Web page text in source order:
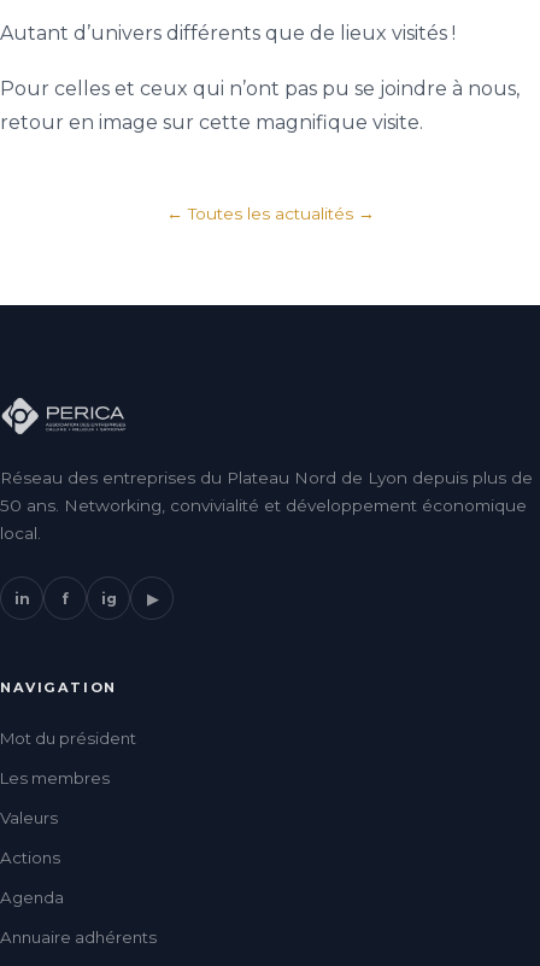
Autant d’univers différents que de lieux visités !
Pour celles et ceux qui n’ont pas pu se joindre à nous,
retour en image sur cette magnifique visite.
← Toutes les actualités
Réseau des entreprises du Plateau Nord de Lyon depuis plus de
50 ans. Networking, convivialité et développement économique
local.
in f ig ▶
NAVIGATION
Mot du président
Les membres
Valeurs
Actions
Agenda
Annuaire adhérents